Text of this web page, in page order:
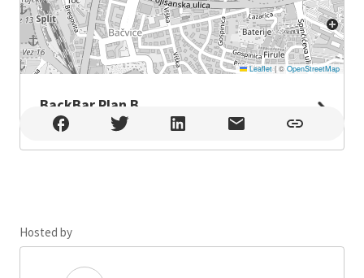
Leaflet |© OpenStreetMap
BackBar Plan B
BackBar Plan B , Split
Hosted by